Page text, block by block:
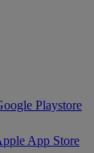
Playstore
App Store